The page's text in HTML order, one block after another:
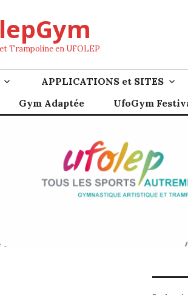
Trampoline en UFOLEP
APPLICATIONS et SITES
Gym Adaptée UfoGym